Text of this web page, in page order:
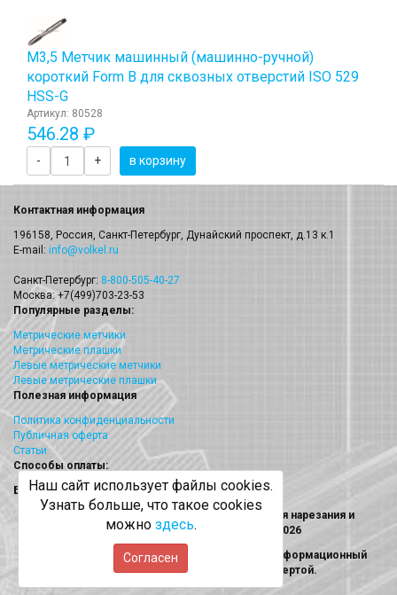
М3,5 Метчик машинный (машинно-ручной)
короткий Form B для сквозных отверстий ISO 529
HSS-G
Артикул: 80528
546.28 ₽
- + в корзину
Контактная информация
196158, Россия, Санкт-Петербург, Дунайский проспект, д.13 к.1
E-mail: info@volkel.ru
Санкт-Петербург: 8-800-505-40-27
Москва: +7(499)703-23-53
Популярные разделы:
Метрические метчики
Метрические плашки
Левые метрические метчики
Левые метрические плашки
Полезная информация
Политика конфиденциальности
Публичная оферта
Статьи
Способы оплаты:
Безналичный платеж
Volkel (Волкел) метчики, плашки, наборы для нарезания и
восстановления резьбы © 2013 - 2026
Информация на сайте носит исключительно информационный
характер и не является публичной офертой.
Наш сайт использует файлы cookies.
Узнать больше, что такое cookies
можно здесь.
Согласен